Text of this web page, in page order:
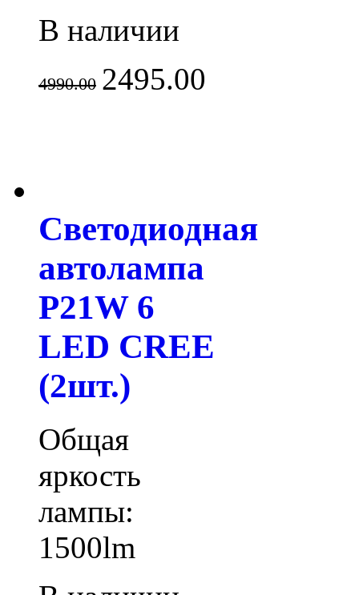
В наличии
4990.00 2495.00
Светодиодная
автолампа
P21W 6
LED CREE
(2шт.)
Общая
яркость
лампы:
1500lm